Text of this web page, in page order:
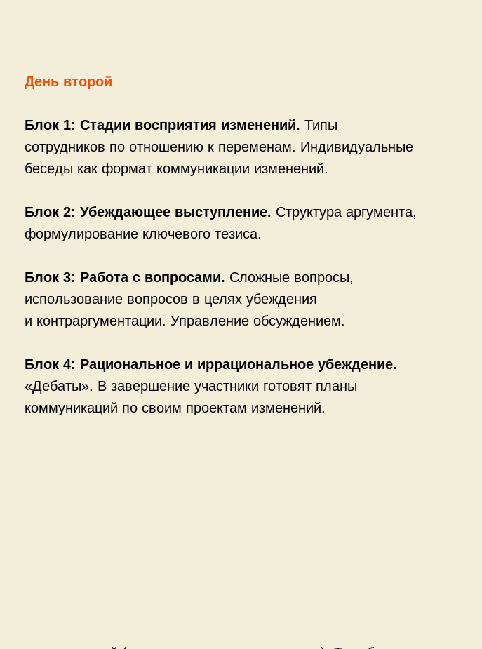
День второй
Блок 1: Стадии восприятия изменений. Типы
сотрудников по отношению к переменам. Индивидуальные
беседы как формат коммуникации изменений.
Блок 2: Убеждающее выступление. Структура аргумента,
формулирование ключевого тезиса.
Блок 3: Работа с вопросами. Сложные вопросы,
использование вопросов в целях убеждения
и контраргументации. Управление обсуждением.
Блок 4: Рациональное и иррациональное убеждение.
«Дебаты». В завершение участники готовят планы
коммуникаций по своим проектам изменений.